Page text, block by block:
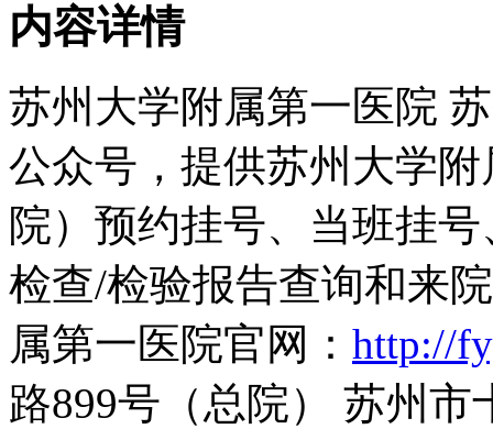
内容详情
苏州大学附属第一医院
公众号，提供苏州大学
院）预约挂号、当班挂
检查/检验报告查询和来
属第一医院官网： http://
路899号（总院） 苏州